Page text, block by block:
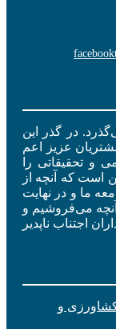
facebook
در گذر این
عزیز اعم
و تحقیقاتی را
است که آنچه از
ما و در نهایت
آنچه می‌فروشیم و
اجتناب ناپدیر
کشاورزی و